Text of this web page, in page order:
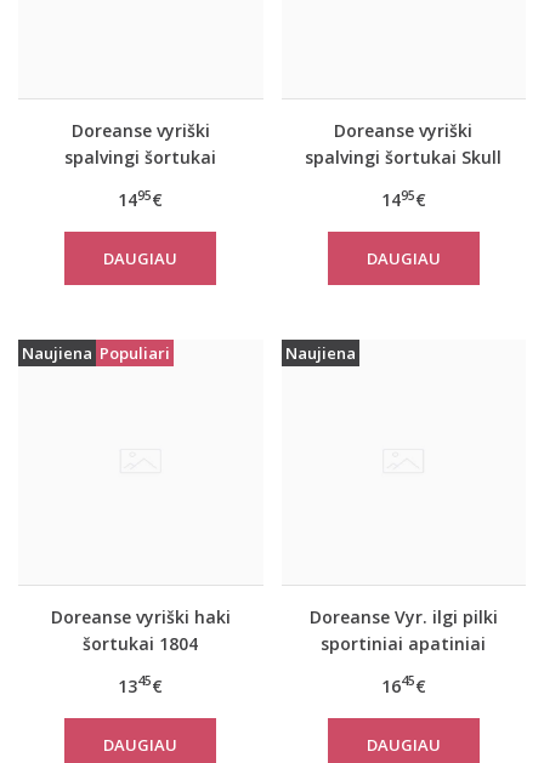
Doreanse vyriški
spalvingi šortukai
1495€
DAUGIAU
Doreanse vyriški
spalvingi šortukai Skull
1495€
DAUGIAU
Naujiena Populiari
Doreanse vyriški haki
šortukai 1804
1345€
DAUGIAU
Naujiena
Doreanse Vyr. ilgi pilki
sportiniai apatiniai
1645€
DAUGIAU